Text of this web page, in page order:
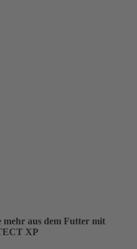
mehr aus dem Futter mit
XP